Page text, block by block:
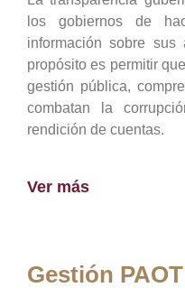
los gobiernos de
información sobre sus
propósito es permitir
gestión pública,
combatan la
rendición de cuentas.
Ver más
Gestión PAOT